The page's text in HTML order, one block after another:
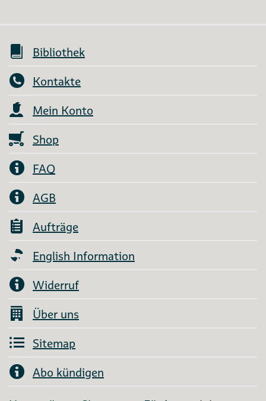
Bibliothek
Kontakte
Mein Konto
Shop
FAQ
AGB
Aufträge
English Information
Widerruf
Über uns
Sitemap
Abo kündigen